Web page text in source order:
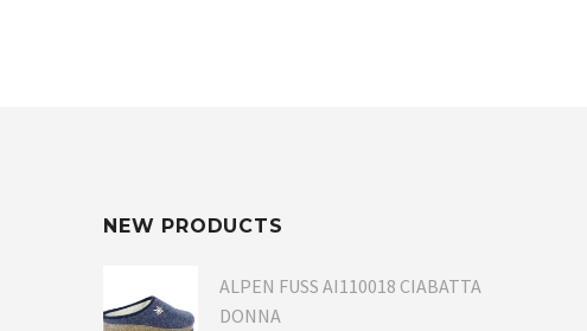
NEW PRODUCTS
ALPEN FUSS AI110018 CIABATTA
DONNA